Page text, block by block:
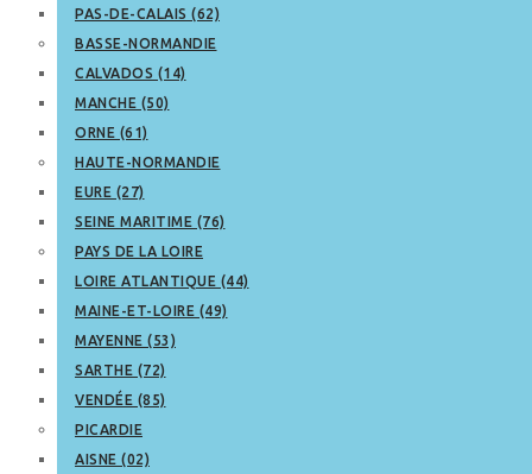
PAS-DE-CALAIS (62)
BASSE-NORMANDIE
CALVADOS (14)
MANCHE (50)
ORNE (61)
HAUTE-NORMANDIE
EURE (27)
SEINE MARITIME (76)
PAYS DE LA LOIRE
LOIRE ATLANTIQUE (44)
MAINE-ET-LOIRE (49)
MAYENNE (53)
SARTHE (72)
VENDÉE (85)
PICARDIE
AISNE (02)